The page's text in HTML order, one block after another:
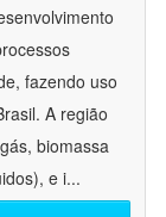
fazendo uso
A região
biomassa
e i...